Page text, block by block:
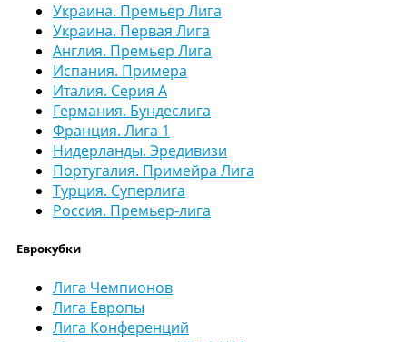
Украина. Премьер Лига
Украина. Первая Лига
Англия. Премьер Лига
Испания. Примера
Италия. Серия А
Германия. Бундеслига
Франция. Лига 1
Нидерланды. Эредивизи
Португалия. Примейра Лига
Турция. Суперлига
Россия. Премьер-лига
Еврокубки
Лига Чемпионов
Лига Европы
Лига Конференций